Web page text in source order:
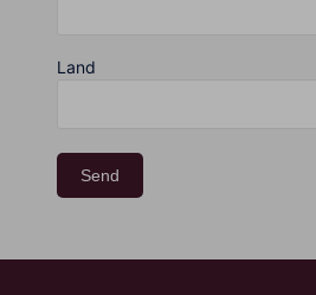
Land
Send